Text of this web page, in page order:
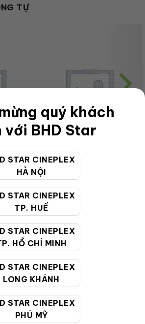
quý khách
với BHD Star
STAR CINEPLEX
HÀ NỘI
STAR CINEPLEX
TP. HUẾ
STAR CINEPLEX
HỒ CHÍ MINH
STAR CINEPLEX
LONG KHÁNH
STAR CINEPLEX
PHÚ MỸ
TỰ
–
CHƯA PHÂN LOẠI
OL Special Combo1 Khoai Lac
(Sweet)
150,000VNĐ